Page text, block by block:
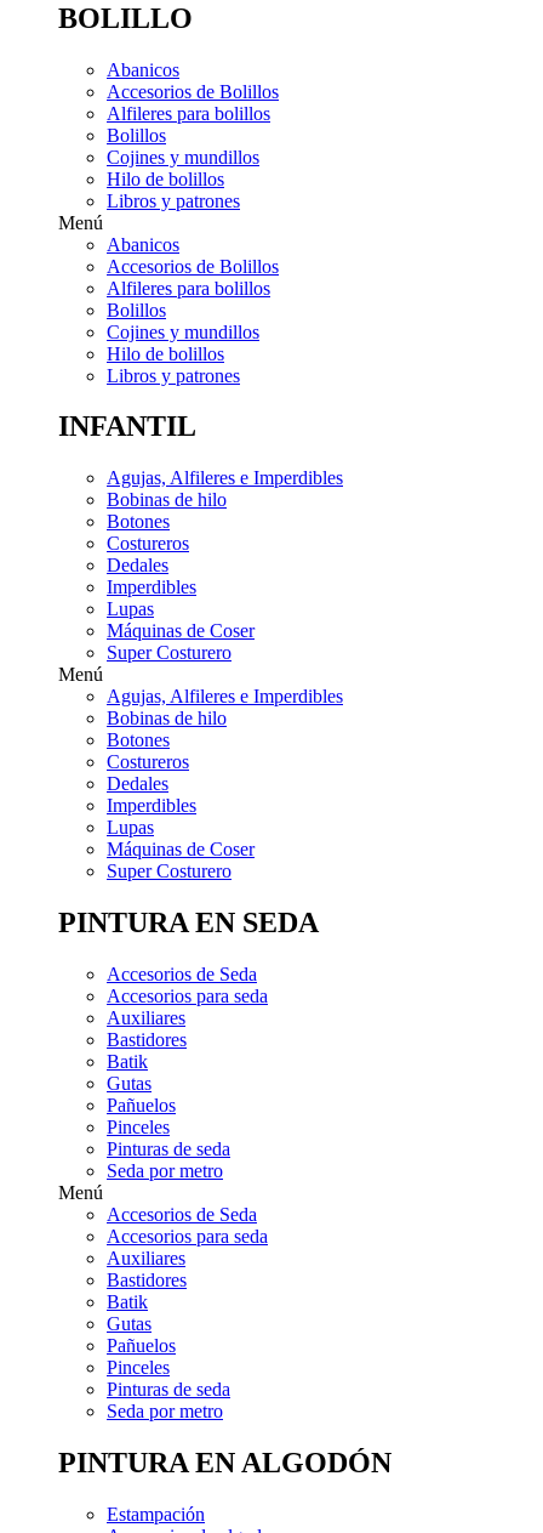
BOLILLO
Abanicos
Accesorios de Bolillos
Alfileres para bolillos
Bolillos
Cojines y mundillos
Hilo de bolillos
Libros y patrones
Menú
Abanicos
Accesorios de Bolillos
Alfileres para bolillos
Bolillos
Cojines y mundillos
Hilo de bolillos
Libros y patrones
INFANTIL
Agujas, Alfileres e Imperdibles
Bobinas de hilo
Botones
Costureros
Dedales
Imperdibles
Lupas
Máquinas de Coser
Super Costurero
Menú
Agujas, Alfileres e Imperdibles
Bobinas de hilo
Botones
Costureros
Dedales
Imperdibles
Lupas
Máquinas de Coser
Super Costurero
PINTURA EN SEDA
Accesorios de Seda
Accesorios para seda
Auxiliares
Bastidores
Batik
Gutas
Pañuelos
Pinceles
Pinturas de seda
Seda por metro
Menú
Accesorios de Seda
Accesorios para seda
Auxiliares
Bastidores
Batik
Gutas
Pañuelos
Pinceles
Pinturas de seda
Seda por metro
PINTURA EN ALGODÓN
Estampación